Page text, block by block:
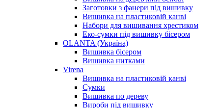
Заготовки з фанери під вишивку
Вишивка на пластиковій канві
Набори для вишивання хрестиком
Еко-сумки під вишивку бісером
OLANTA (Україна)
Вишивка бісером
Вишивка нитками
Virena
Вишивка на пластиковій канві
Сумки
Вишивка по дереву
Вироби під вишивку